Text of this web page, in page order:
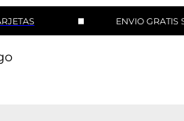
ENVIO GRATIS SIN